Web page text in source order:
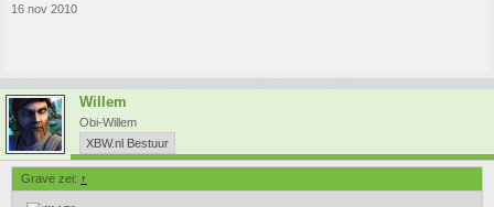
16 nov 2010
Willem
Obi-Willem
XBW.nl Bestuur
Grave zei: ↑